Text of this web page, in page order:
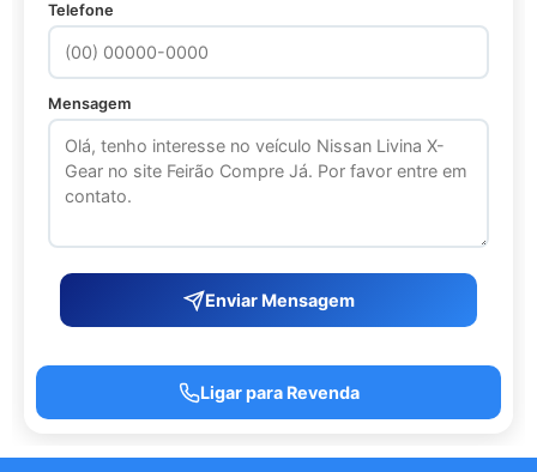
Telefone
Mensagem
Enviar Mensagem
Ligar para Revenda